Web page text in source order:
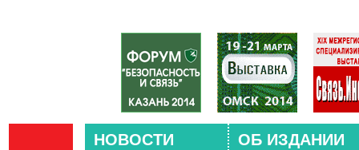
НОВОСТИ ОБ ИЗДАНИИ